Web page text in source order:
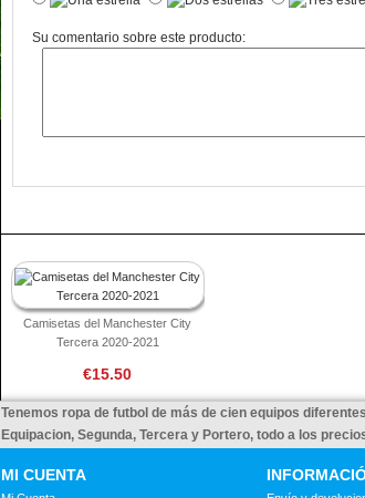
Su comentario sobre este producto:
Camisetas del Manchester City
Tercera 2020-2021
€15.50
Tenemos ropa de futbol de más de cien equipos
Equipacion, Segunda, Tercera y Portero, todo a los
MI CUENTA